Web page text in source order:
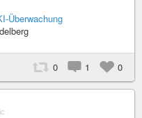
Überwachung
0 1 0